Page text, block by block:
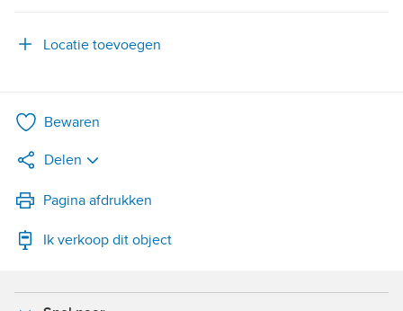
Locatie toevoegen
Bewaren
Delen
LinkedIn
WhatsApp
Pagina afdrukken
Ik verkoop dit object